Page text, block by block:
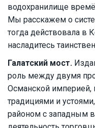
водохранилище
Мы расскажем о
тогда действовала в
насладитесь
Галатский мост.
роль между двумя
Османской империей,
традициями и
районом с западным